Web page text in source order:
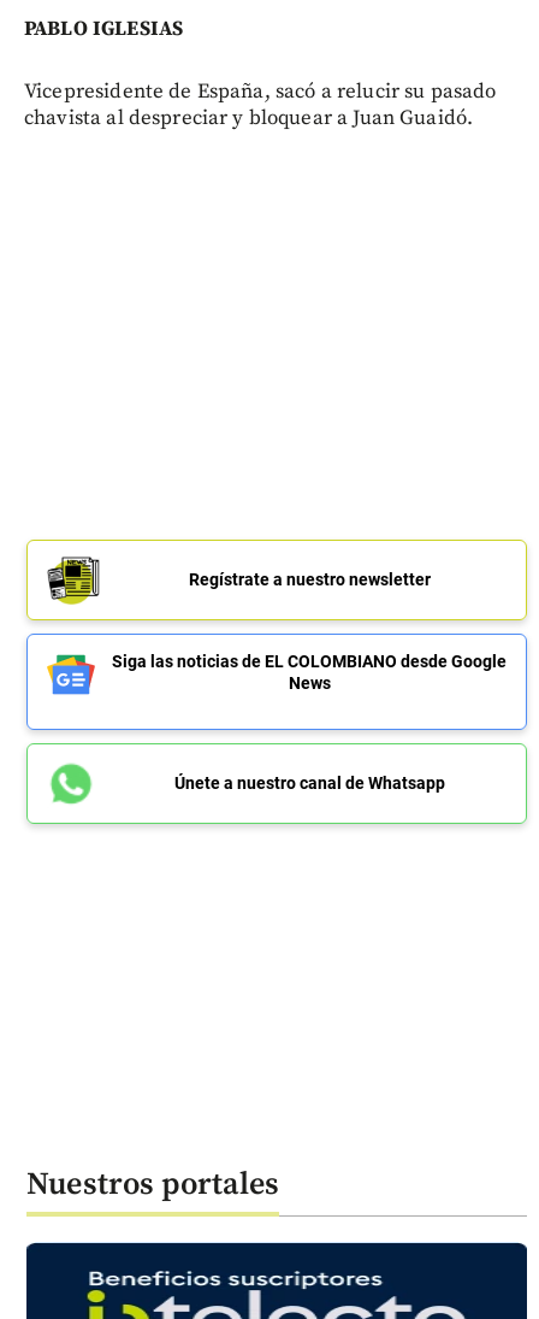
PABLO IGLESIAS
Vicepresidente de España, sacó a relucir su pasado
chavista al despreciar y bloquear a Juan Guaidó.
Regístrate a nuestro newsletter
Siga las noticias de EL COLOMBIANO desde Google
News
Únete a nuestro canal de Whatsapp
Nuestros portales